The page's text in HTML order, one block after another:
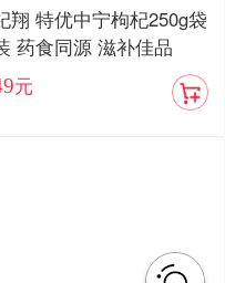
翔 特优中宁枸杞250g袋
药食同源 滋补佳品
元